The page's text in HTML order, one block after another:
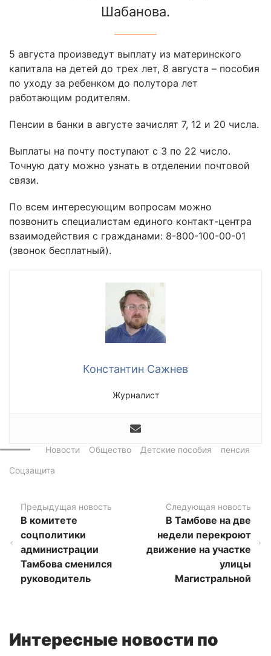
Шабанова.
5 августа произведут выплату из материнского
капитала на детей до трех лет, 8 августа – пособия
по уходу за ребенком до полутора лет
работающим родителям.
Пенсии в банки в августе зачислят 7, 12 и 20 числа.
Выплаты на почту поступают с 3 по 22 число.
Точную дату можно узнать в отделении почтовой
связи.
По всем интересующим вопросам можно
позвонить специалистам единого контакт-центра
взаимодействия с гражданами: 8-800-100-00-01
(звонок бесплатный).
Константин Сажнев
Журналист
Новости Общество Детские пособия
пенсия
Соцзащита
Предыдущая новость
В комитете
соцполитики
администрации
Тамбова сменился
руководитель
Следующая новость
В Тамбове на две
недели перекроют
движение на участке
улицы
Магистральной
Интересные новости по